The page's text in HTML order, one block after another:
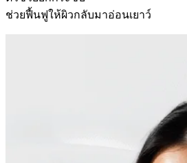
ช่วยฟื้นฟูให้ผิวกลับมาอ่อนเยาว์